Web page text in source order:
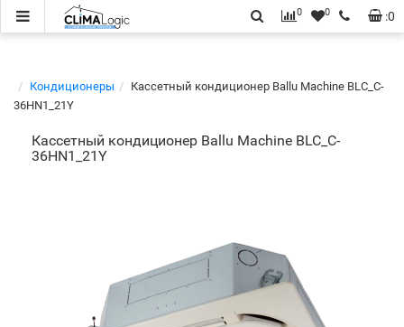
:0
0 0
Кондиционеры
Кассетный кондиционер Ballu Machine BLC_C-
36HN1_21Y
Кассетный кондиционер Ballu Machine BLC_C-
36HN1_21Y